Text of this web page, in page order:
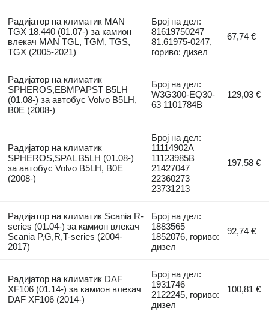
Радијатор на климатик MAN
TGX 18.440 (01.07-) за камион
влекач MAN TGL, TGM, TGS,
TGX (2005-2021)
Број на дел:
81619750247
81.61975-0247,
гориво: дизел
67,74 €
Радијатор на климатик
SPHEROS,EBMPAPST B5LH
(01.08-) за автобус Volvo B5LH,
B0E (2008-)
Број на дел:
W3G300-EQ30-
63 1101784B
129,03 €
Радијатор на климатик
SPHEROS,SPAL B5LH (01.08-)
за автобус Volvo B5LH, B0E
(2008-)
Број на дел:
11114902A
11123985B
21427047
22360273
23731213
197,58 €
Радијатор на климатик Scania R-
series (01.04-) за камион влекач
Scania P,G,R,T-series (2004-
2017)
Број на дел:
1883565
1852076, гориво:
дизел
92,74 €
Радијатор на климатик DAF
XF106 (01.14-) за камион влекач
DAF XF106 (2014-)
Број на дел:
1931746
2122245, гориво:
дизел
100,81 €